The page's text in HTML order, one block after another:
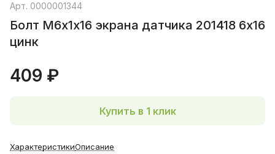
Арт. 0000001344
Болт М6х1х16 экрана датчика 201418 6х16
цинк
409 ₽
Купить в 1 клик
ХарактеристикиОписание